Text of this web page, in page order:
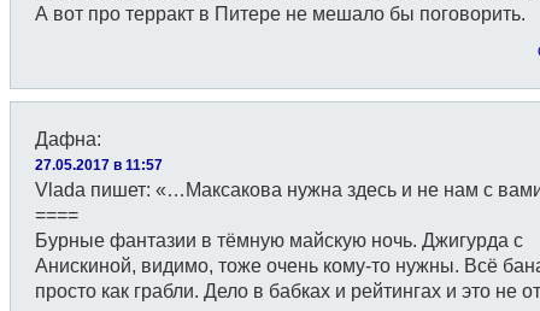
А вот про терракт в Питере не мешало бы поговорить.
Дафна:
27.05.2017 в 11:57
Vlada пишет: «…Максакова нужна здесь и не нам с
====
Бурные фантазии в тёмную майскую ночь. Джигурда с
Анискиной, видимо, тоже очень кому-то нужны. Всё
просто как грабли. Дело в бабках и рейтингах и это не